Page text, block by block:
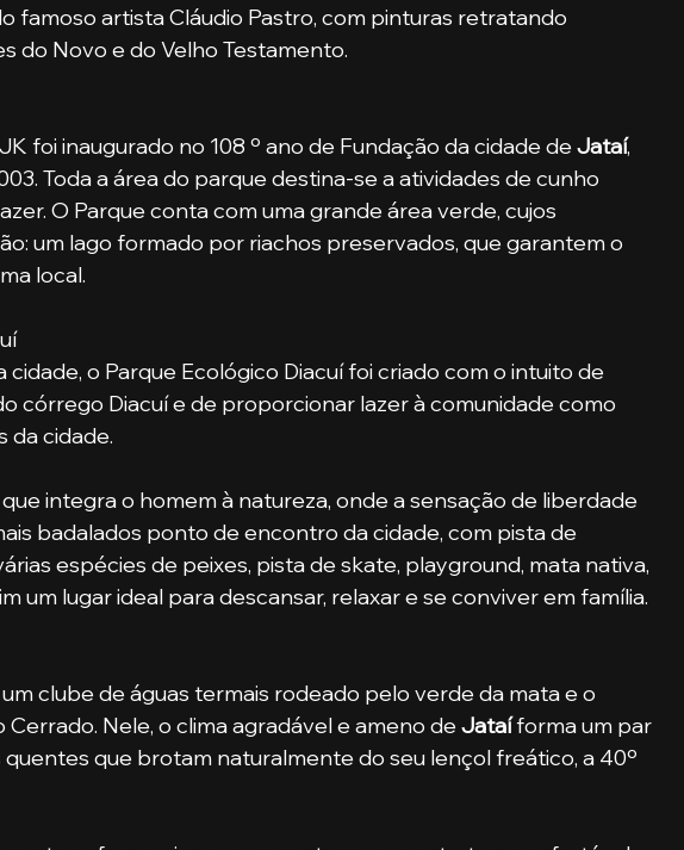
famoso artista Cláudio Pastro, com pinturas retratando
do Novo e do Velho Testamento.
JK foi inaugurado no 108 º ano de Fundação da cidade de
Jataí,
Toda a área do parque destina-se a atividades de cunho
O Parque conta com uma grande área verde, cujos
um lago formado por riachos preservados, que garantem o
local.
córrego Diacuí e de proporcionar lazer à comunidade como
da cidade.
badalados ponto de encontro da cidade, com pista de
espécies de peixes, pista de skate, playground, mata nativa,
um lugar ideal para descansar, relaxar e se conviver em família.
Nele, o clima agradável e ameno de Jataí forma um par
que brotam naturalmente do seu lençol freático, a 40º